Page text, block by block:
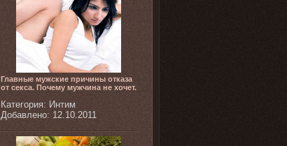
Главные мужские причины отказа
от секса. Почему мужчина не хочет.
Категория: Интим
Добавлено: 12.10.2011